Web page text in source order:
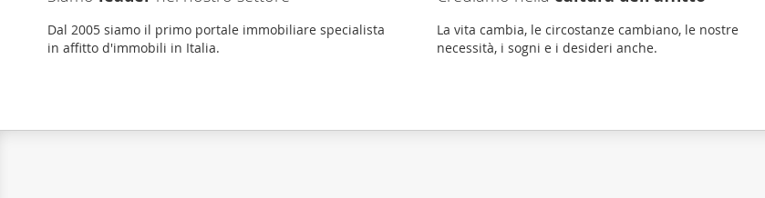
Dal 2005 siamo il primo portale immobiliare specialista
in affitto d'immobili in Italia.
La vita cambia, le circostanze cambiano, le nostre
necessità, i sogni e i desideri anche.